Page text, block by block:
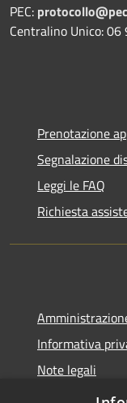
PEC:
Centralino Unico: 06
Prenotazione
Segnalazione
Leggi le FAQ
Richiesta
Informativa
Note legali
Dichiarazione